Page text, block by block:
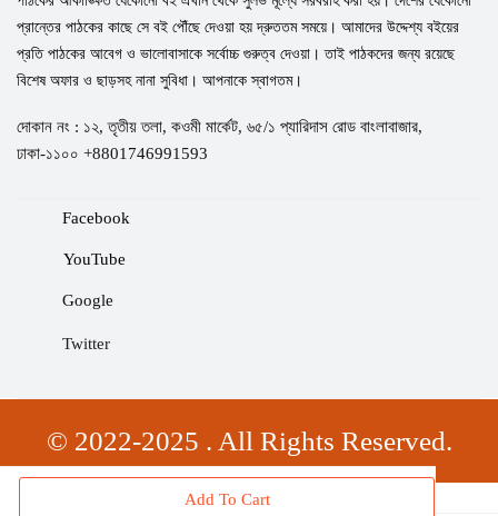
Add To Cart
প্রান্তের পাঠকের কাছে সে বই পৌঁছে দেওয়া হয় দ্রুততম সময়ে। আমাদের উদ্দেশ্য বইয়ের
প্রতি পাঠকের আবেগ ও ভালোবাসাকে সর্বোচ্চ গুরুত্ব দেওয়া। তাই পাঠকদের জন্য রয়েছে
বিশেষ অফার ও ছাড়সহ নানা সুবিধা। আপনাকে স্বাগতম।
দোকান নং : ১২, তৃতীয় তলা, কওমী মার্কেট, ৬৫/১ প্যারিদাস রোড বাংলাবাজার,
ঢাকা-১১০০ +8801746991593
Facebook
YouTube
Google
Twitter
© 2022-2025 . All Rights Reserved.